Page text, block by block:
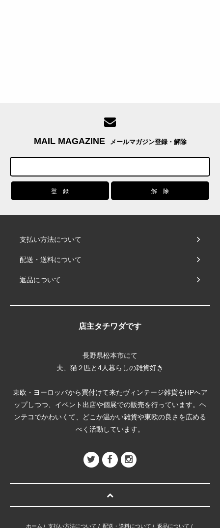
MAIL MAGAZINE メールマガジン登録・解除
支払い方法について
配送・送料について
返品について
店主タチワダです
長野県松本市にて
夫、猫２匹と4人暮らしの雑貨好き
東欧・ヨーロッパから買付けて来たヴィンテージ雑貨をHPへア
ップしつつ、イベント出店や個展での販売を行っています。ヘ
ンテコでかわいくて、どこか温かい雑貨や東欧の良さを広める
べく活動しています。
ホーム / 支払い方法について / 配送・送料について / 返品について /